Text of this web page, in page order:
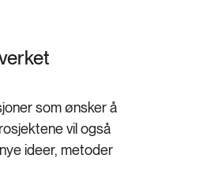
som ønsker å
vil også
ideer, metoder